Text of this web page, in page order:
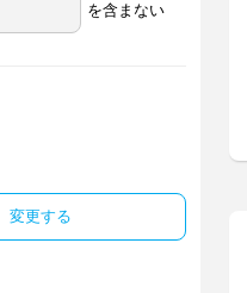
を含まない
変更する